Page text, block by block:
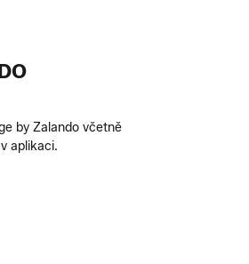
by Zalando včetně
aplikaci.